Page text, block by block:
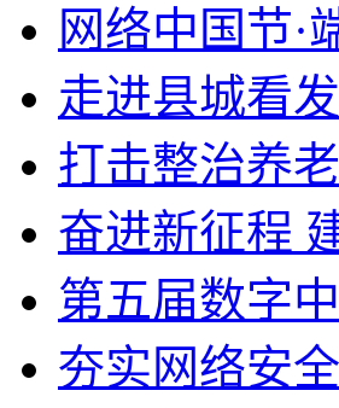
网络中国节·
走进县城看
打击整治养
奋进新征程
第五届数字
夯实网络安